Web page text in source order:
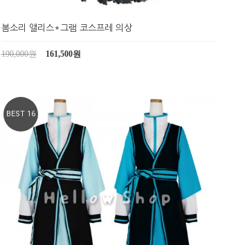
봄소리 앨리스*그램 코스프레 의상
190,000원 161,500원
BEST 16